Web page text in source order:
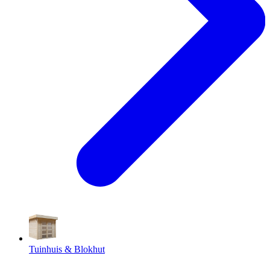
Tuinhuis & Blokhut